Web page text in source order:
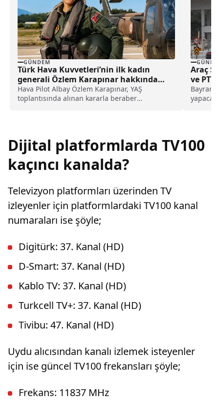
GÜNDEM
Türk Hava Kuvvetleri’nin ilk kadın
generali Özlem Karapınar hakkında
dikkat çeken detay ortaya çıktı
Hava Pilot Albay Özlem Karapınar, YAŞ
toplantısında alınan kararla beraber
Araç
ve
Bayram
Dijital platformlarda TV100
kaçıncı kanalda?
Televizyon platformları üzerinden TV
izleyenler için platformlardaki TV100 kanal
numaraları ise şöyle;
Digitürk: 37. Kanal (HD)
D-Smart: 37. Kanal (HD)
Kablo TV: 37. Kanal (HD)
Turkcell TV+: 37. Kanal (HD)
Tivibu: 47. Kanal (HD)
Uydu alıcısından kanalı izlemek isteyenler
için ise güncel TV100 frekansları şöyle;
Frekans: 11837 MHz